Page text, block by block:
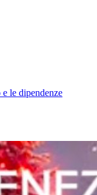
le dipendenze